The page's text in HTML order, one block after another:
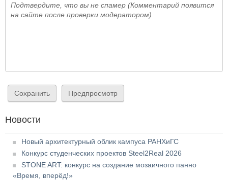
Подтвердите, что вы не спамер (Комментарий появится
на сайте после проверки модератором)
Новости
Новый архитектурный облик кампуса РАНХиГС
Конкурс студенческих проектов Steel2Real 2026
STONE ART: конкурс на создание мозаичного панно
«Время, вперёд!»